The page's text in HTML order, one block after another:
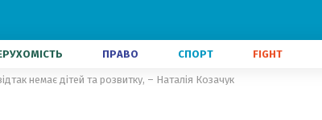
ПРАВО СПОРТ FIGHT
немає дітей та розвитку, – Наталія Козачук